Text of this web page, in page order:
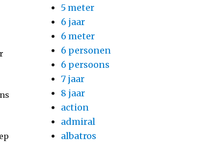
5 meter
6 jaar
6 meter
6 personen
6 persoons
7 jaar
8 jaar
action
admiral
albatros